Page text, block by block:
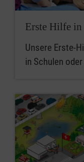
Erste Hilfe
Unsere Erste-
in Schulen